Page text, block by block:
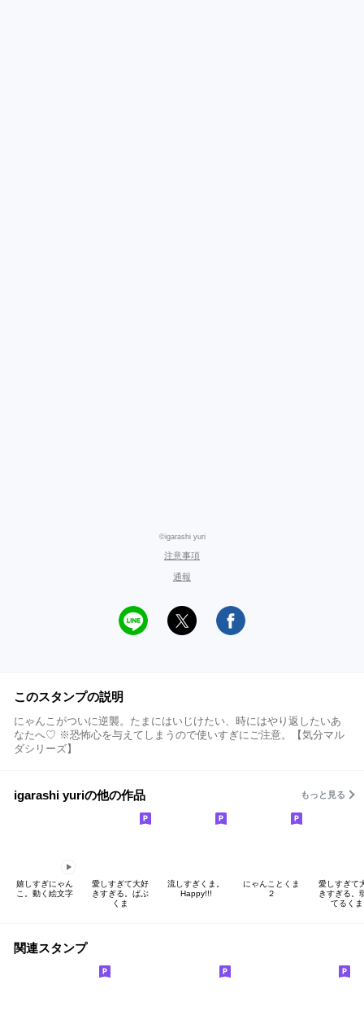
©igarashi yuri
注意事項
通報
このスタンプの説明
にゃんこがついに逆襲。たまにはいじけたい、時にはやり返したいあ
なたへ♡ ※恐怖心を与えてしまうので使いすぎにご注意。【気分マル
ダシリーズ】
igarashi yuriの他の作品 もっと見る
嬉しすぎにゃん
こ。動く絵文字
愛しすぎて大好
きすぎる。ばぶ
くま
流しすぎくま。
Happy!!!
にゃんことくま
２
愛しすぎて
きすぎる。
てるくま
関連スタンプ